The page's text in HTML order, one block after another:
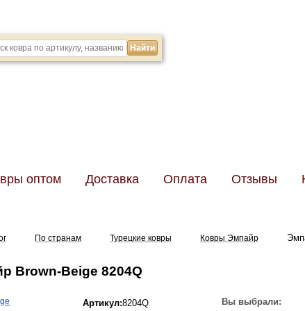
оптом Доставка Оплата Отзывы
По странам Турецкие ковры Ковры Эмпайр
Brown-Beige 8204Q
Артикул:8204Q Вы выбрали: